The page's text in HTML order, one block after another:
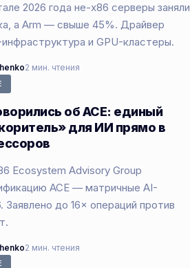
2026 года не-x86 серверы заняли
а Arm — свыше 45%. Драйвер
и GPU-кластеры.
2 мин. чтения
об ACE: единый
для ИИ прямо в
Ecosystem Advisory Group
ACE — матричные AI-
Заявлено до 16× операций против
2 мин. чтения